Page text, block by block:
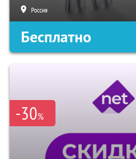
Россия
Бесплатно
-30%